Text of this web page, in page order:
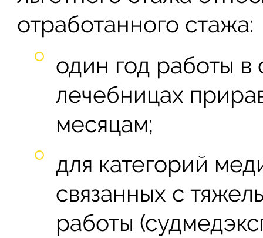
отработанного стажа:
один год работы в
лечебницах
месяцам;
для категорий
связанных с
работы